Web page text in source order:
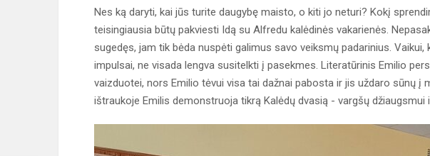
Nes ką daryti, kai jūs turite daugybę maisto, o kiti jo neturi? Kokį
teisingiausia būtų pakviesti Idą su Alfredu kalėdinės vakarienės.
sugedęs, jam tik bėda nuspėti galimus savo veiksmų padarinius.
impulsai, ne visada lengva susitelkti į pasekmes. Literatūrinis Emilio
vaizduotei, nors Emilio tėvui visa tai dažnai pabosta ir jis uždaro sūnų į
ištraukoje Emilis demonstruoja tikrą Kalėdų dvasią - vargšų džiaugsmui